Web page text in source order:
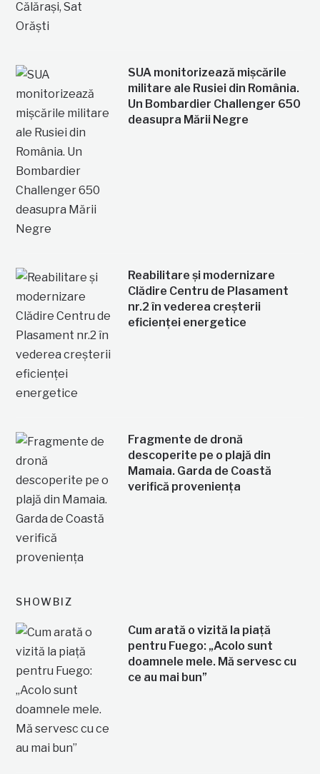
SUA monitorizează mișcările
militare ale Rusiei din România.
Un Bombardier Challenger 650
deasupra Mării Negre
Reabilitare și modernizare
Clădire Centru de Plasament
nr.2 în vederea creșterii
eficienței energetice
Fragmente de dronă
descoperite pe o plajă din
Mamaia. Garda de Coastă
verifică proveniența
SHOWBIZ
Cum arată o vizită la piață
pentru Fuego: „Acolo sunt
doamnele mele. Mă servesc cu
ce au mai bun”